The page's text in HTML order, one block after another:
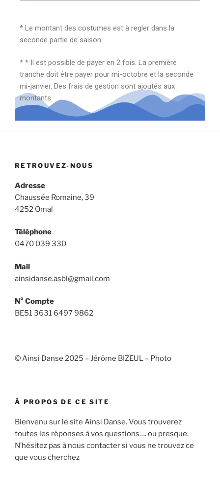
* Le montant des costumes est à regler dans la
seconde partie de saison.
* * Il est possible de payer en 2 fois. La première
tranche doit être payer pour mi-octobre et la seconde
mi-janvier. Des frais de gestion sont ajoutés aux
montants.
RETROUVEZ-NOUS
Adresse
Chaussée Romaine, 39
4252 Omal
Téléphone
0470 039 330
Mail
ainsidanse.asbl@gmail.com
N° Compte
BE51 3631 6497 9862
© Ainsi Danse 2025 – Jérôme BIZEUL – Photo
À PROPOS DE CE SITE
Bienvenu sur le site Ainsi Danse. Vous trouverez
toutes les réponses à vos questions…. ou presque.
N’hésitez pas à nous contacter si vous ne trouvez ce
que vous cherchez